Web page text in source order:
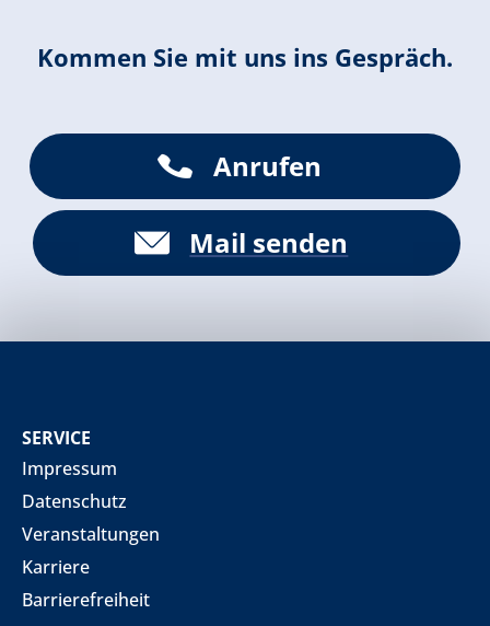
Kommen Sie mit uns ins Gespräch.
Anrufen
Mail senden
SERVICE
Impressum
Datenschutz
Veranstaltungen
Karriere
Barrierefreiheit